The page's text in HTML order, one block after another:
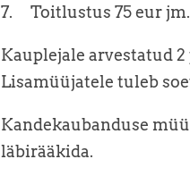
7. Toitlustus 75 eur jm.
Kauplejale arvestatud
Lisamüüjatele tuleb
Kandekaubanduse
läbirääkida.